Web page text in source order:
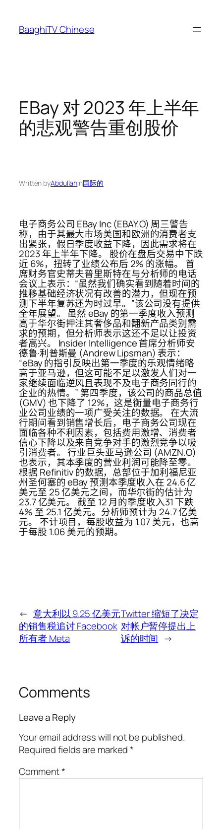
content
BaaghiTV Chinese
EBay 对 2023 年上半年
的悲观警告重创股价
Written byAbdullahin国际的
电子商务公司 EBay Inc (EBAY.O) 周三警告
称，由于其最大市场美国和欧洲的消费者支
出紧张，假日季度收益下降，因此需求将在
2023 年上半年下降。 股价在盘后交易中下跌
近 6%，扭转了业绩公布后 2% 的涨幅。 首
席财务官史蒂夫普里斯特在与分析师的电话
会议上表示：“虽然我们确实看到随着时间的
推移基础经济状况有改善的潜力，但现在预
测下半年复苏还为时过早。”该公司没有提供
全年展望。 虽然 eBay 的第一季度收入预测
高于华尔街押注其奢侈品和翻新产品类别需
求的预期，但分析师表示这还不足以让投资
者高兴。 Insider Intelligence 首席分析师安
德鲁·利普斯曼 (Andrew Lipsman) 表示：
“eBay 的指引反映出第一季度的乐观情绪略
高于亚马逊，但这可能不足以激发人们对一
家继续面临逆风且表现不及电子商务同行的
企业的热情。” 第四季度，该公司的商品总值
(GMV) 也下降了 12%，这是衡量电子商务行
业公司业绩的一项广受关注的数据。 在大流
行期间看到销售增长后，电子商务公司现在
面临各种不利因素，包括费用激增、消费者
信心下降以及来自竞争对手的激烈竞争以吸
引消费者。 行业巨头亚马逊公司 (AMZN.O)
也表示，其本季度的营业利润可能降至零。
根据 Refinitiv 的数据，总部位于加利福尼亚
州圣何塞的 eBay 预测本季度收入在 24.6 亿
美元至 25 亿美元之间，而华尔街的估计为
23.7 亿美元。 截至 12 月的季度收入31 下跌
4% 至 25.1 亿美元。分析师预计为 24.7 亿美
元。 不计项目，每股收益为 1.07 美元，也高
于每股 1.06 美元的预期。
← 意大利以 9.25 亿美元
的销售税追讨 Facebook
所有者 Meta
Twitter 缩短了决定
对帐户暂停提出上
诉的时间 →
Comments
Leave a Reply
Your email address will not be published.
Required fields are marked*
Comment*